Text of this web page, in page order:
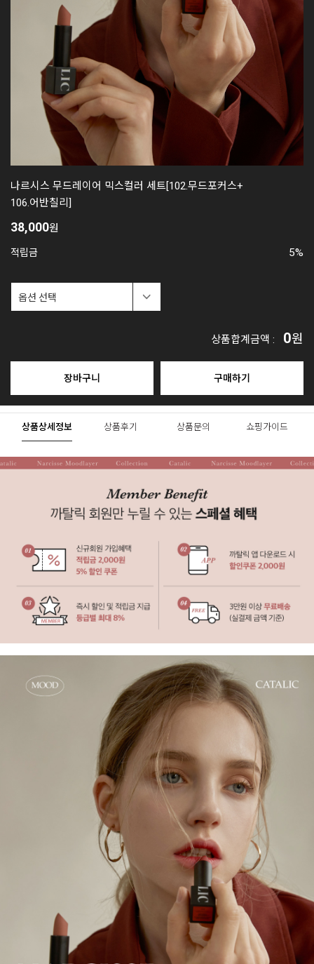
나르시스 무드레이어 믹스컬러 세트[102.무드포커스+
106.어반칠리]
38,000원
적립금 5%
상품합계금액 : 0원
장바구니 구매하기
상품상세정보 상품후기 상품문의 쇼핑가이드